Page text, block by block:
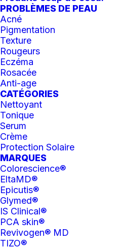
PROBLÈMES DE PEAU
Acné
Pigmentation
Texture
Rougeurs
Eczéma
Rosacée
Anti-age
CATÉGORIES
Nettoyant
Tonique
Serum
Crème
Protection Solaire
MARQUES
Colorescience®
EltaMD®
Epicutis®
Glymed®
IS Clinical®
PCA skin®
Revivogen® MD
TIZO®
23.00
EN RUPTURE D'INVENTAIRE